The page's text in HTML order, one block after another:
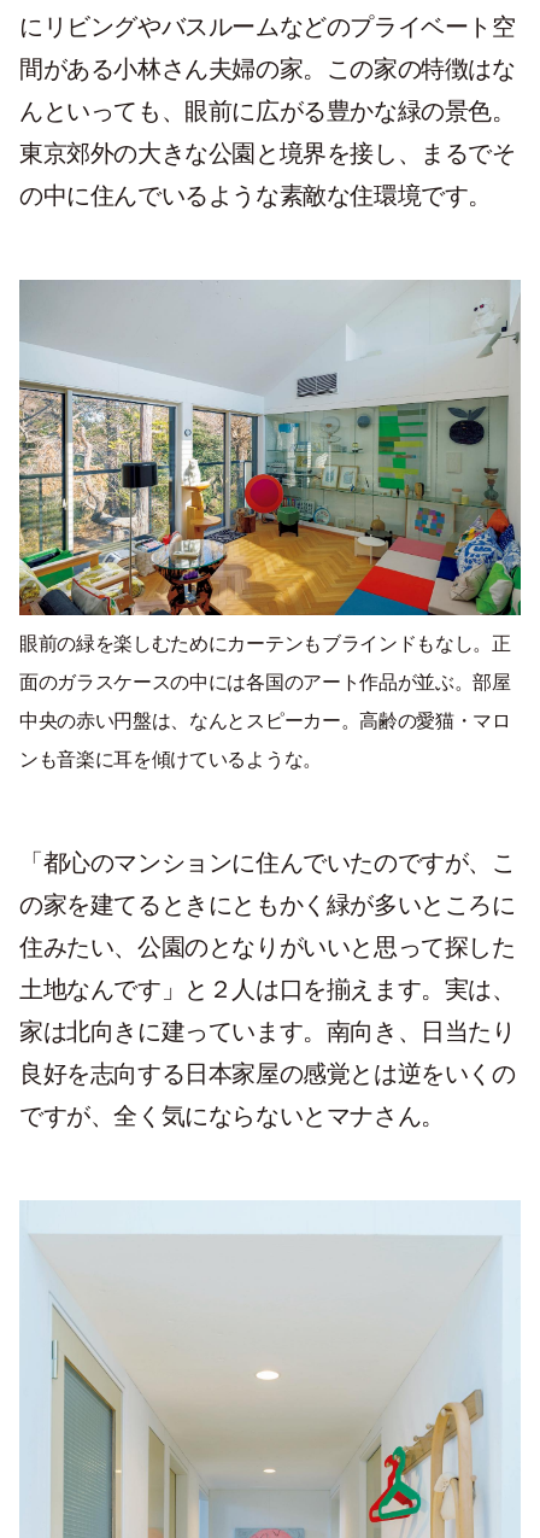
にリビングやバスルームなどのプライベート空
間がある小林さん夫婦の家。この家の特徴はな
んといっても、眼前に広がる豊かな緑の景色。
東京郊外の大きな公園と境界を接し、まるでそ
の中に住んでいるような素敵な住環境です。
眼前の緑を楽しむためにカーテンもブラインドもなし。正
面のガラスケースの中には各国のアート作品が並ぶ。部屋
中央の赤い円盤は、なんとスピーカー。高齢の愛猫・マロ
ンも音楽に耳を傾けているような。
「都心のマンションに住んでいたのですが、こ
の家を建てるときにともかく緑が多いところに
住みたい、公園のとなりがいいと思って探した
土地なんです」と２人は口を揃えます。実は、
家は北向きに建っています。南向き、日当たり
良好を志向する日本家屋の感覚とは逆をいくの
ですが、全く気にならないとマナさん。